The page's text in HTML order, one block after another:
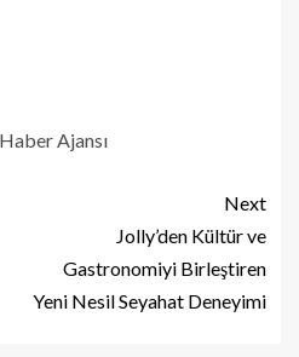
Ajansı
Next
Jolly’den Kültür ve
Gastronomiyi Birleştiren
Yeni Nesil Seyahat Deneyimi